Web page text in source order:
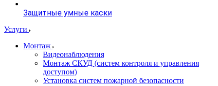
Защитные умные каски
Услуги
Монтаж
Видеонаблюдения
Монтаж СКУД (систем контроля и управления
доступом)
Установка систем пожарной безопасности